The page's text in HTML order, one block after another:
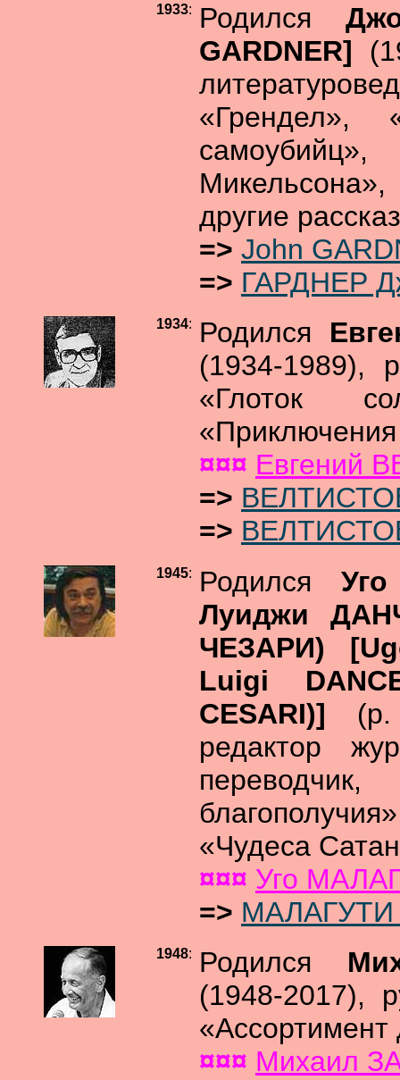
1933: Родился
GARDNER]
другие
=> John
=> ГАРДНЕР
1934: Родился
(1934-1989),
«Глоток
¤¤¤ Евгений
=>
=>
1945: Родился
Луиджи
ЧЕЗАРИ)
Luigi
CESARI)]
редактор
«Чудеса
¤¤¤ Уго
=> МАЛАГУТИ
1948: Родился
(1948-2017),
«Ассортимент
¤¤¤ Михаил